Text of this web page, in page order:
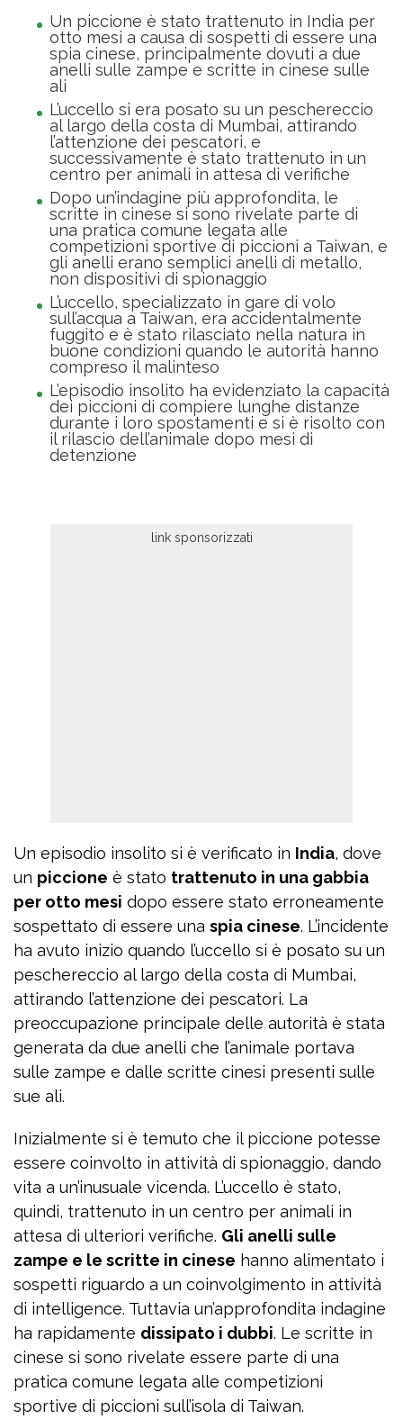
Un piccione è stato trattenuto in India per
otto mesi a causa di sospetti di essere una
spia cinese, principalmente dovuti a due
anelli sulle zampe e scritte in cinese sulle
ali
L’uccello si era posato su un peschereccio
al largo della costa di Mumbai, attirando
l’attenzione dei pescatori, e
successivamente è stato trattenuto in un
centro per animali in attesa di verifiche
Dopo un’indagine più approfondita, le
scritte in cinese si sono rivelate parte di
una pratica comune legata alle
competizioni sportive di piccioni a Taiwan, e
gli anelli erano semplici anelli di metallo,
non dispositivi di spionaggio
L’uccello, specializzato in gare di volo
sull’acqua a Taiwan, era accidentalmente
fuggito e è stato rilasciato nella natura in
buone condizioni quando le autorità hanno
compreso il malinteso
L’episodio insolito ha evidenziato la capacità
dei piccioni di compiere lunghe distanze
durante i loro spostamenti e si è risolto con
il rilascio dell’animale dopo mesi di
detenzione
Un episodio insolito si è verificato in India, dove
un piccione è stato trattenuto in una gabbia
per otto mesi dopo essere stato erroneamente
sospettato di essere una spia cinese. L’incidente
ha avuto inizio quando l’uccello si è posato su un
peschereccio al largo della costa di Mumbai,
attirando l’attenzione dei pescatori. La
preoccupazione principale delle autorità è stata
generata da due anelli che l’animale portava
sulle zampe e dalle scritte cinesi presenti sulle
sue ali.
Inizialmente si è temuto che il piccione potesse
essere coinvolto in attività di spionaggio, dando
vita a un’inusuale vicenda. L’uccello è stato,
quindi, trattenuto in un centro per animali in
attesa di ulteriori verifiche. Gli anelli sulle
zampe e le scritte in cinese hanno alimentato i
sospetti riguardo a un coinvolgimento in attività
di intelligence. Tuttavia un’approfondita indagine
ha rapidamente dissipato i dubbi. Le scritte in
cinese si sono rivelate essere parte di una
pratica comune legata alle competizioni
sportive di piccioni sull’isola di Taiwan.